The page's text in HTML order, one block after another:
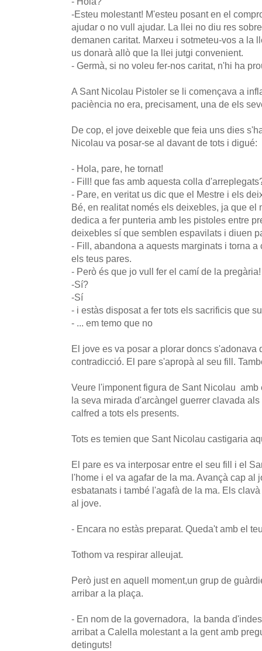
-Esteu molestant! M'esteu posant en el
ajudar o no vull ajudar. La llei no diu res
demanen caritat. Marxeu i sotmeteu-vos a la
us donarà allò que la llei jutgi convenient.
- Germà, si no voleu fer-nos caritat, n'hi ha
A Sant Nicolau Pistoler se li començava a
paciència no era, precisament, una de els
De cop, el jove deixeble que feia uns dies
Nicolau va posar-se al davant de tots i digué:
- Hola, pare, he tornat!
- Fill! que fas amb aquesta colla
- Pare, en veritat us dic que el Mestre i els
Bé, en realitat només els deixebles, ja que el
dedica a fer punteria amb les pistoles entre
deixebles sí que semblen espavilats i diuen
- Fill, abandona a aquests marginats i torna
els teus pares.
- Però és que jo vull fer el camí de la pregària!
-Sí?
-Sí
- i estàs disposat a fer tots els sacrificis que
- ... em temo que no
El jove es va posar a plorar doncs s'adonava
contradicció. El pare s'apropà al seu fill.
Veure l'imponent figura de Sant Nicolau amb
la seva mirada d'arcàngel guerrer clavada
calfred a tots els presents.
Tots es temien que Sant Nicolau castigaria
El pare es va interposar entre el seu fill i el
l'home i el va agafar de la ma. Avançà cap al
esbatanats i també l'agafà de la ma. Els
al jove.
- Encara no estàs preparat. Queda't amb el
Tothom va respirar alleujat.
Però just en aquell moment,un grup de
arribar a la plaça.
- En nom de la governadora, la banda
arribat a Calella molestant a la gent amb
detinguts!